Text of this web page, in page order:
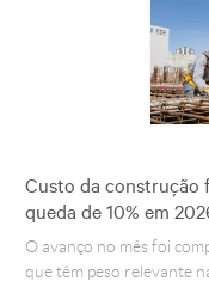
Custo da construção
queda de 10% em
O avanço no mês foi
que têm peso relevante